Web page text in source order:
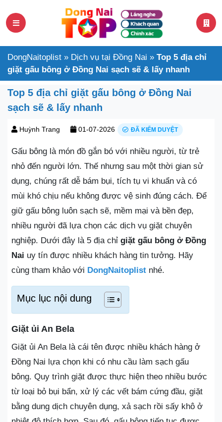
DongNaitoplist » Dịch vụ tại Đồng Nai » Top 5 địa chỉ
giặt gấu bông ở Đồng Nai sạch sẽ & lấy nhanh
Top 5 địa chỉ giặt gấu bông ở Đồng Nai
sạch sẽ & lấy nhanh
Huỳnh Trang 01-07-2026 ĐÃ KIỂM DUYỆT
Gấu bông là món đồ gắn bó với nhiều người, từ trẻ
nhỏ đến người lớn. Thế nhưng sau một thời gian sử
dụng, chúng rất dễ bám bụi, tích tụ vi khuẩn và có
mùi khó chịu nếu không được vệ sinh đúng cách. Để
giữ gấu bông luôn sạch sẽ, mềm mại và bền đẹp,
nhiều người đã lựa chọn các dịch vụ giặt chuyên
nghiệp. Dưới đây là 5 địa chỉ giặt gấu bông ở Đồng
Nai uy tín được nhiều khách hàng tin tưởng. Hãy
cùng tham khảo với DongNaitoplist nhé.
Mục lục nội dung
Giặt ủi An Bela
Giặt ủi An Bela là cái tên được nhiều khách hàng ở
Đồng Nai lựa chọn khi có nhu cầu làm sạch gấu
bông. Quy trình giặt được thực hiện theo nhiều bước
từ loại bỏ bụi bẩn, xử lý các vết bám cứng đầu, giặt
bằng dung dịch chuyên dụng, xả sạch rồi sấy khô ở